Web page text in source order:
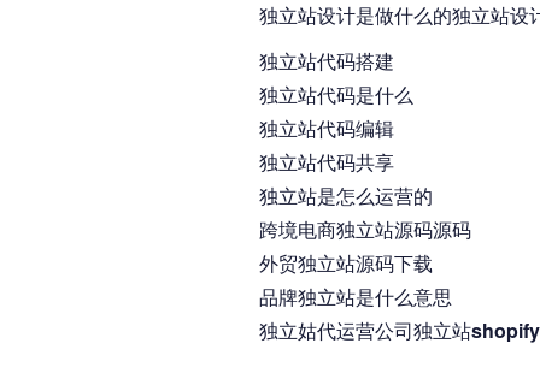
独立站设计是做什么的独立站
独立站代码搭建
独立站代码是什么
独立站代码编辑
独立站代码共享
独立站是怎么运营的
跨境电商独立站源码源码
外贸独立站源码下载
品牌独立站是什么意思
独立姑代运营公司独立站